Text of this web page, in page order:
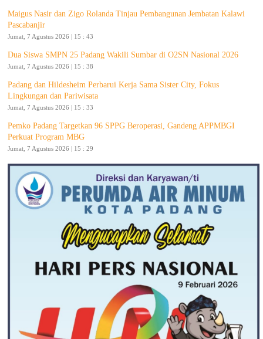
Maigus Nasir dan Zigo Rolanda Tinjau Pembangunan Jembatan Kalawi
Pascabanjir
Jumat, 7 Agustus 2026 | 15 : 43
Dua Siswa SMPN 25 Padang Wakili Sumbar di O2SN Nasional 2026
Jumat, 7 Agustus 2026 | 15 : 38
Padang dan Hildesheim Perbarui Kerja Sama Sister City, Fokus
Lingkungan dan Pariwisata
Jumat, 7 Agustus 2026 | 15 : 33
Pemko Padang Targetkan 96 SPPG Beroperasi, Gandeng APPMBGI
Perkuat Program MBG
Jumat, 7 Agustus 2026 | 15 : 29